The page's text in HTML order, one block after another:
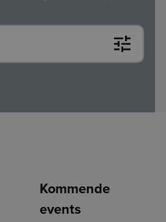
Kommende
events